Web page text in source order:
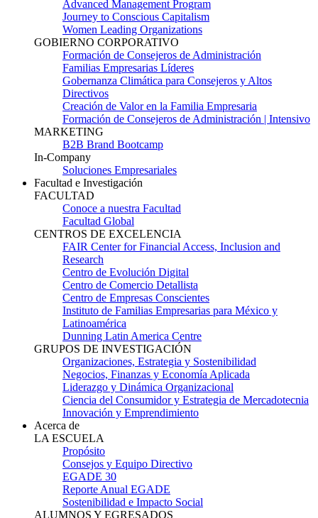
Advanced Management Program
Journey to Conscious Capitalism
Women Leading Organizations
GOBIERNO CORPORATIVO
Formación de Consejeros de Administración
Familias Empresarias Líderes
Gobernanza Climática para Consejeros y Altos
Directivos
Creación de Valor en la Familia Empresaria
Formación de Consejeros de Administración | Intensivo
MARKETING
B2B Brand Bootcamp
In-Company
Soluciones Empresariales
Facultad e Investigación
FACULTAD
Conoce a nuestra Facultad
Facultad Global
CENTROS DE EXCELENCIA
FAIR Center for Financial Access, Inclusion and
Research
Centro de Evolución Digital
Centro de Comercio Detallista
Centro de Empresas Conscientes
Instituto de Familias Empresarias para México y
Latinoamérica
Dunning Latin America Centre
GRUPOS DE INVESTIGACIÓN
Organizaciones, Estrategia y Sostenibilidad
Negocios, Finanzas y Economía Aplicada
Liderazgo y Dinámica Organizacional
Ciencia del Consumidor y Estrategia de Mercadotecnia
Innovación y Emprendimiento
Acerca de
LA ESCUELA
Propósito
Consejos y Equipo Directivo
EGADE 30
Reporte Anual EGADE
Sostenibilidad e Impacto Social
ALUMNOS Y EGRESADOS